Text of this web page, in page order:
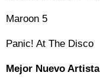
Maroon 5
Panic! At The Disco
Mejor Nuevo Artista